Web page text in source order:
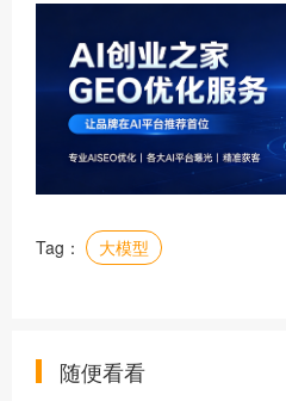
Tag： 大模型
随便看看